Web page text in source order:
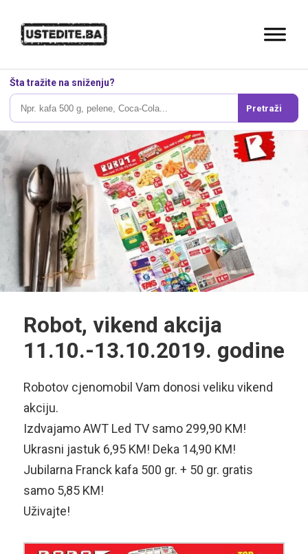
Šta tražite na sniženju?
Pretraži
Robot, vikend akcija
11.10.-13.10.2019. godine
Robotov cjenomobil Vam donosi veliku vikend
akciju.
Izdvajamo AWT Led TV samo 299,90 KM!
Ukrasni jastuk 6,95 KM! Deka 14,90 KM!
Jubilarna Franck kafa 500 gr. + 50 gr. gratis
samo 5,85 KM!
Uživajte!